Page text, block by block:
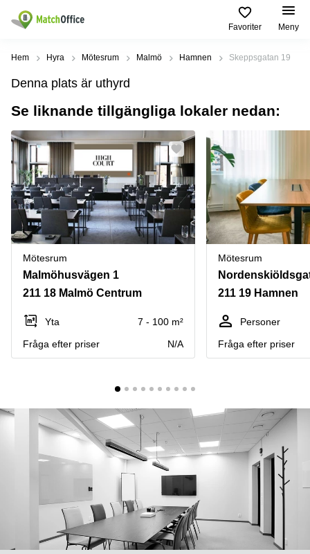
Favoriter Meny
Hyra / hyra ut
Kategorier
Kontorshotell
Coworking
space
Lagerlokaler
Industrilokaler
Verkstad
Mötesrum
Virtuellt
Populära
Städer
Stockholm
Göteborg
Malmö
Uppsala
Norrköping
Skåne
Älvsjö
Sollentuna
Vasastan
Populära
sökningar
Kontorshotell
Stockholm
Hyra lokal
Stockholm
Kontorshotell
Göteborg
Coworking
Stockholm
Kontorshotell
Malmö
Coworking
Östermalm
Kontor
Malmö
Lediga
lokaler
Hjälp
Bli hyresvärd
Pris
Logga in
Hem Hyra Mötesrum Malmö Hamnen Skeppsgatan 19
Denna plats är uthyrd
Se liknande tillgängliga lokaler nedan:
Mötesrum
Malmöhusvägen 1
211 18 Malmö Centrum
Yta
7 - 100 m²
Fråga efter priser
N/A
Mötesrum
211 19 Hamnen
Personer
Fråga efter priser